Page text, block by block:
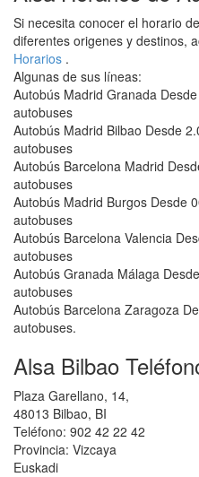
Si necesita conocer el horario
diferentes origenes y destinos,
Horarios .
Algunas de sus líneas:
Autobús Madrid Granada
autobuses
Autobús Madrid Bilbao Desde
autobuses
Autobús Barcelona Madrid
autobuses
Autobús Madrid Burgos Desde
autobuses
Autobús Barcelona Valencia
autobuses
Autobús Granada Málaga
autobuses
Autobús Barcelona Zaragoza
autobuses.
Alsa Bilbao
Plaza Garellano, 14,
48013 Bilbao, BI
Teléfono: 902 42 22 42
Provincia: Vizcaya
Euskadi